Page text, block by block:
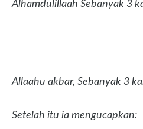
Alhamdulillaah Sebanyak 3
Allaahu akbar, Sebanyak 3
Setelah itu ia mengucapkan: